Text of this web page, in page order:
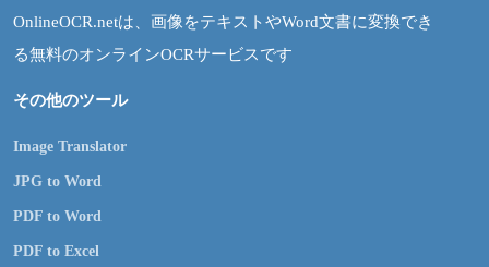
OnlineOCR.netは、画像をテキストやWord文書に変換でき
る無料のオンラインOCRサービスです
その他のツール
Image Translator
JPG to Word
PDF to Word
PDF to Excel